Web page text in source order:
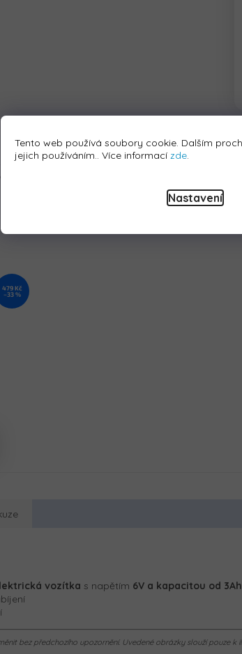
Tento web používá soubory cookie. Dalším
jejich používáním.. Více informací zde.
Nastavení
479 Kč
–33 %
5AH
vozítka s napětím 6V a kapacitou od
bez předchozího upozornění. Uvedené obrázky slouží pouze k